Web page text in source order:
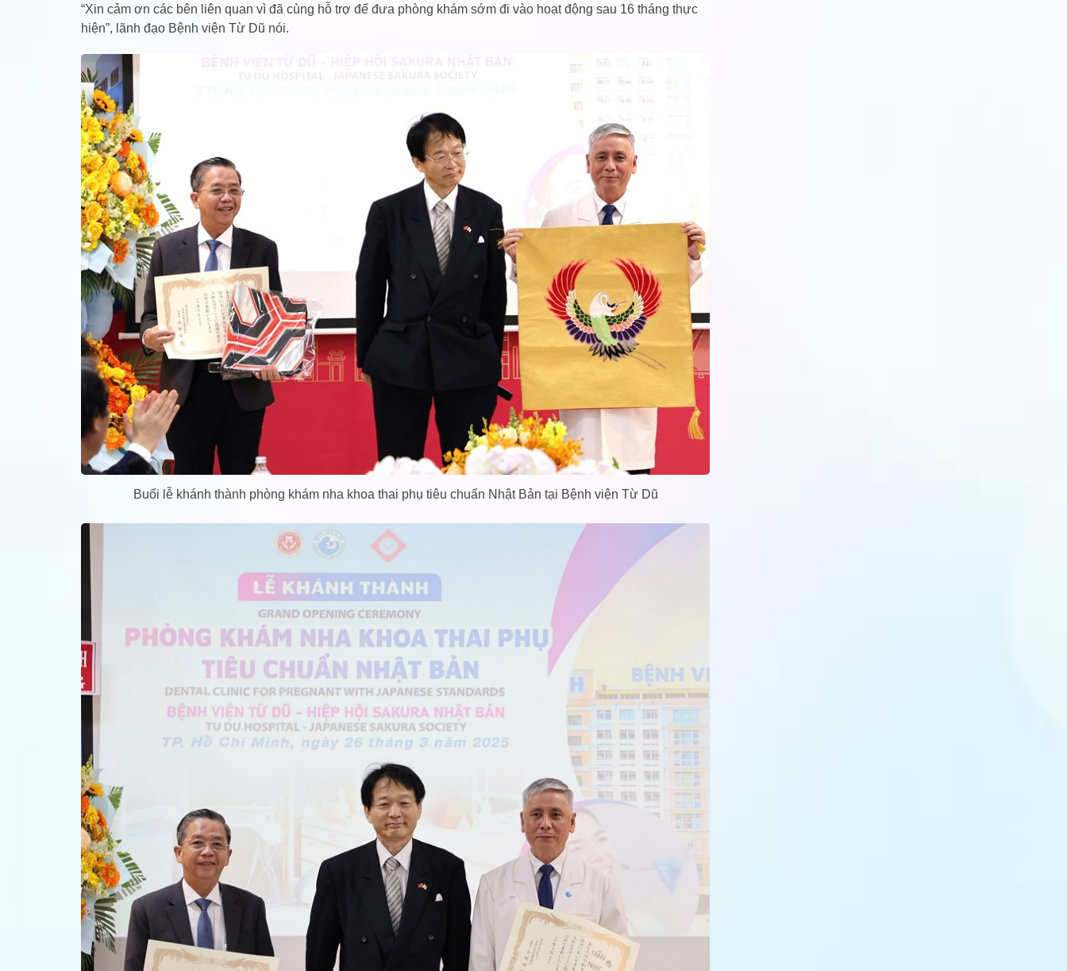
“Xin cảm ơn các bên liên quan vì đã cùng hỗ trợ để đưa phòng khám sớm đi vào hoạt động sau 16 tháng thực
hiện”, lãnh đạo Bệnh viện Từ Dũ nói.
Buổi lễ khánh thành phòng khám nha khoa thai phụ tiêu chuẩn Nhật Bản tại Bệnh viện Từ Dũ